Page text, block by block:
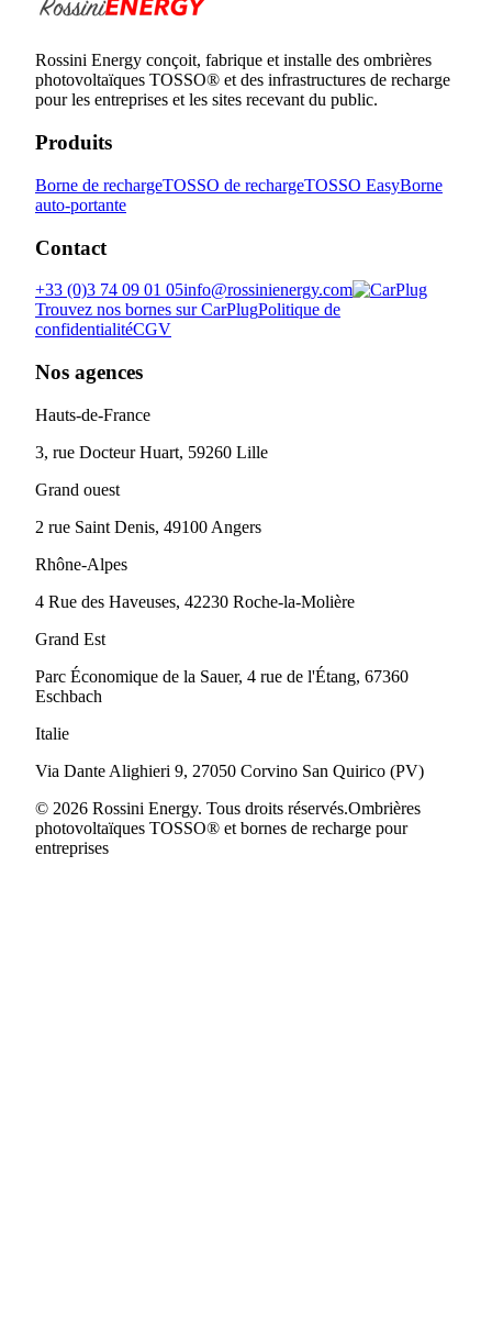
Rossini Energy conçoit, fabrique et installe des ombrières
photovoltaïques TOSSO® et des infrastructures de recharge
pour les entreprises et les sites recevant du public.
Produits
Borne de rechargeTOSSO de rechargeTOSSO EasyBorne
auto-portante
Contact
+33 (0)3 74 09 01 05info@rossinienergy.com
Trouvez nos bornes sur CarPlugPolitique de
confidentialitéCGV
Nos agences
Hauts-de-France
3, rue Docteur Huart, 59260 Lille
Grand ouest
2 rue Saint Denis, 49100 Angers
Rhône-Alpes
4 Rue des Haveuses, 42230 Roche-la-Molière
Grand Est
Parc Économique de la Sauer, 4 rue de l'Étang, 67360
Eschbach
Italie
Via Dante Alighieri 9, 27050 Corvino San Quirico (PV)
© 2026 Rossini Energy. Tous droits réservés.Ombrières
photovoltaïques TOSSO® et bornes de recharge pour
entreprises